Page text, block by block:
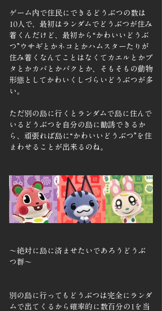
ゲーム内で住民にできるどうぶつの数は
10人で、最初はランダムでどうぶつが住み
着くんだけど、最初から“かわいいどうぶ
つ”ウサギとかネコとかハムスターたりが
住み着くなんてことはなくてカエルとかブ
タとかカバとかバクとか、そもそもの動物
形態としてかわいくしづらいどうぶつが多
い。
ただ別の島に行くとランダムで島に住んで
いるどうぶつを自分の島に勧誘できるか
ら、頑張れば島に“かわいいどうぶつ”を住
まわせることが出来るのね。
～絶対に島に済ませたいであろうどうぶ
つ群～
別の島に行ってもどうぶつは完全にランダ
ムで出てくるから確率的に数百分の1を当